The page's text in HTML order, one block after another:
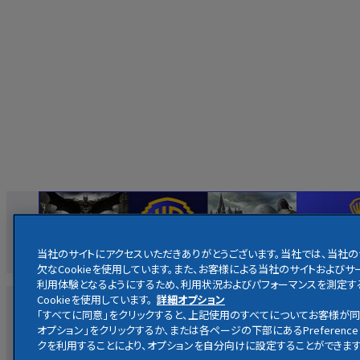
映画ホームエンターテイメント放送・配信キャラクター
ハリー・ポッター公式サイト
当社のサイトにアクセスいただきありがとうございます。当社では、当社
欠なCookieを使用しています。また、お客様による当社のサイトおよび
利用体験となるようにするため、利用状況およびパフォーマンスを測定
Cookieを使用しています。 詳細オプション
「すべてに同意」をクリックすると、上記使用のすべてについてお客様が
オプション」をクリックするか、または各ページの下部にあるPreference
クを利用することにより、オプションを自分向けに設定することができます